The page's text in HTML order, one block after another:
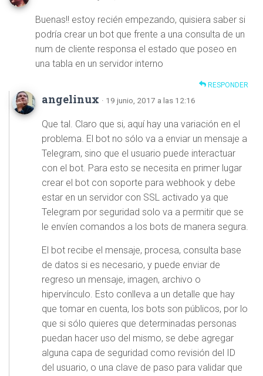
Buenas!! estoy recién empezando, quisiera saber si
podría crear un bot que frente a una consulta de un
num de cliente responsa el estado que poseo en
una tabla en un servidor interno
RESPONDER
angelinux · 19 junio, 2017 a las 12:16
Que tal. Claro que si, aquí hay una variación en el
problema. El bot no sólo va a enviar un mensaje a
Telegram, sino que el usuario puede interactuar
con el bot. Para esto se necesita en primer lugar
crear el bot con soporte para webhook y debe
estar en un servidor con SSL activado ya que
Telegram por seguridad solo va a permitir que se
le envíen comandos a los bots de manera segura.
El bot recibe el mensaje, procesa, consulta base
de datos si es necesario, y puede enviar de
regreso un mensaje, imagen, archivo o
hipervínculo. Esto conlleva a un detalle que hay
que tomar en cuenta, los bots son públicos, por lo
que si sólo quieres que determinadas personas
puedan hacer uso del mismo, se debe agregar
alguna capa de seguridad como revisión del ID
del usuario, o una clave de paso para validar que